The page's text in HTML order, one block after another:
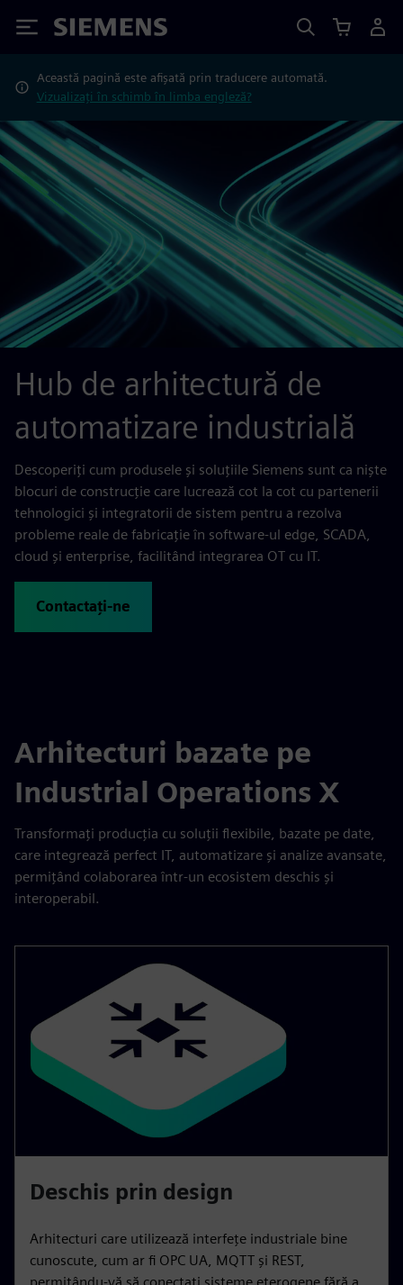
Siemens
Această pagină este afișată prin traducere automată.
Vizualizați în schimb în limba engleză?
Hub de arhitectură de
automatizare industrială
Descoperiți cum produsele și soluțiile Siemens sunt ca niște
blocuri de construcție care lucrează cot la cot cu partenerii
tehnologici și integratorii de sistem pentru a rezolva
probleme reale de fabricație în software-ul edge, SCADA,
cloud și enterprise, facilitând integrarea OT cu IT.
Contactați-ne
Arhitecturi bazate pe
Industrial Operations X
Transformați producția cu soluții flexibile, bazate pe date,
care integrează perfect IT, automatizare și analize avansate,
permițând colaborarea într-un ecosistem deschis și
interoperabil.
Deschis prin design
Arhitecturi care utilizează interfețe industriale bine
cunoscute, cum ar fi OPC UA, MQTT și REST,